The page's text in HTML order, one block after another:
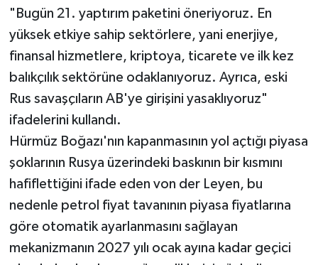
"Bugün 21. yaptırım paketini öneriyoruz. En
yüksek etkiye sahip sektörlere, yani enerjiye,
finansal hizmetlere, kriptoya, ticarete ve ilk kez
balıkçılık sektörüne odaklanıyoruz. Ayrıca, eski
Rus savaşçıların AB'ye girişini yasaklıyoruz"
ifadelerini kullandı.
Hürmüz Boğazı'nın kapanmasının yol açtığı piyasa
şoklarının Rusya üzerindeki baskının bir kısmını
hafiflettiğini ifade eden von der Leyen, bu
nedenle petrol fiyat tavanının piyasa fiyatlarına
göre otomatik ayarlanmasını sağlayan
mekanizmanın 2027 yılı ocak ayına kadar geçici